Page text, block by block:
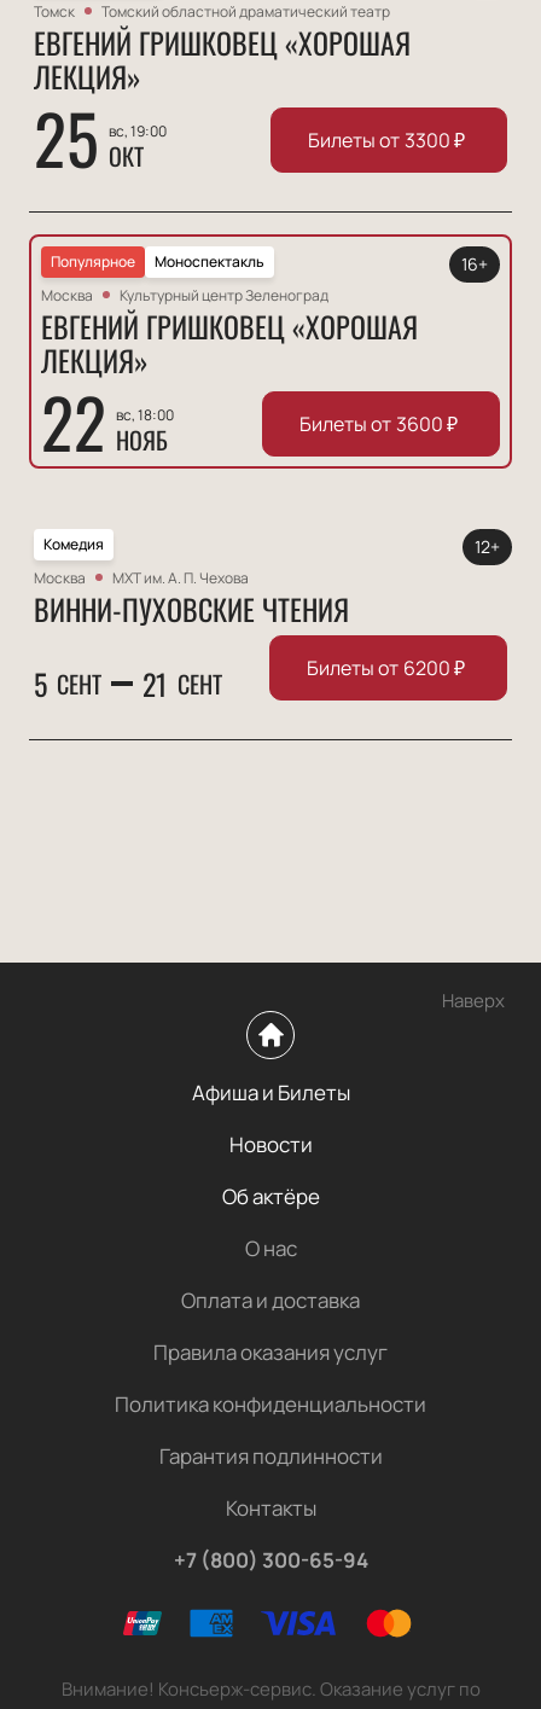
Томск
Томский областной драматический театр
ЕВГЕНИЙ ГРИШКОВЕЦ «ХОРОШАЯ
ЛЕКЦИЯ»
25 вс, 19:00
ОКТ Билеты от 3300₽
Моноспектакль
Популярное
Москва
Культурный центр Зеленоград
ЕВГЕНИЙ ГРИШКОВЕЦ «ХОРОШАЯ
ЛЕКЦИЯ»
22 вс, 18:00
НОЯБ
16+
Билеты от 3600₽
Комедия
Москва
МХТ им. А. П. Чехова
ВИННИ-ПУХОВСКИЕ ЧТЕНИЯ
5 СЕНТ 21 СЕНТ
12+
Билеты от 6200₽
Наверх
Афиша и Билеты
Новости
Об актёре
О нас
Оплата и доставка
Правила оказания услуг
Политика конфиденциальности
Гарантия подлинности
Контакты
+7 (800) 300-65-94
Внимание! Консьерж-сервис. Оказание услуг по